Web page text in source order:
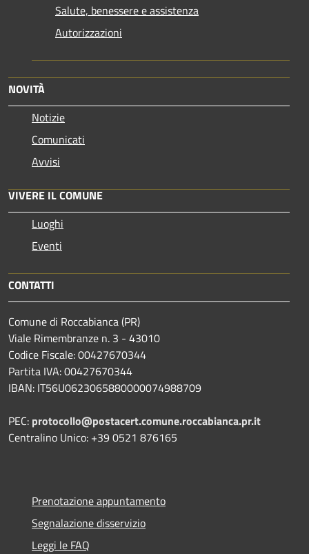
Salute, benessere e assistenza
Autorizzazioni
NOVITÀ
Notizie
Comunicati
Avvisi
VIVERE IL COMUNE
Luoghi
Eventi
CONTATTI
Comune di Roccabianca (PR)
Viale Rimembranze n. 3 - 43010
Codice Fiscale: 00427670344
Partita IVA: 00427670344
IBAN: IT56U0623065880000074988709
PEC: protocollo@postacert.comune.roccabianca.pr.it
Centralino Unico: +39 0521 876165
Prenotazione appuntamento
Segnalazione disservizio
Leggi le FAQ